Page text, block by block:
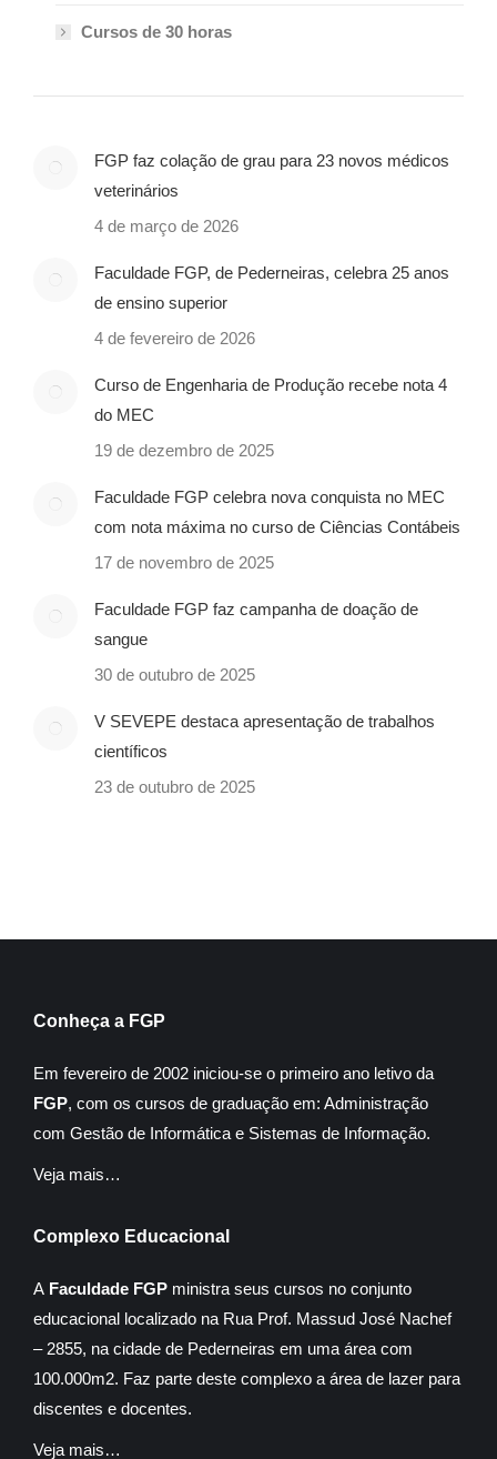
Cursos de 30 horas
FGP faz colação de grau para 23 novos médicos
veterinários
4 de março de 2026
Faculdade FGP, de Pederneiras, celebra 25 anos
de ensino superior
4 de fevereiro de 2026
Curso de Engenharia de Produção recebe nota 4
do MEC
19 de dezembro de 2025
Faculdade FGP celebra nova conquista no MEC
com nota máxima no curso de Ciências Contábeis
17 de novembro de 2025
Faculdade FGP faz campanha de doação de
sangue
30 de outubro de 2025
V SEVEPE destaca apresentação de trabalhos
científicos
23 de outubro de 2025
Conheça a FGP
Em fevereiro de 2002 iniciou-se o primeiro ano letivo da
FGP, com os cursos de graduação em: Administração
com Gestão de Informática e Sistemas de Informação.
Veja mais…
Complexo Educacional
A Faculdade FGP ministra seus cursos no conjunto
educacional localizado na Rua Prof. Massud José Nachef
– 2855, na cidade de Pederneiras em uma área com
100.000m2. Faz parte deste complexo a área de lazer para
discentes e docentes.
Veja mais…